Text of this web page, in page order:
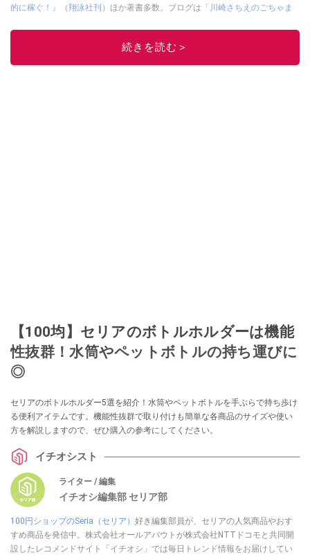
的に稼ぐ！』（翔泳社刊） ほか著書多数。ブログは 「川崎さちえのごちゃま
■経歴：2003年、夫が子育てをするために、突然会社を辞める。翌月からの
給料が０円になり、家にいながら、しかも空いた時間でできるオークション
に目をつける。しかし、取引の仕方がわからずに、まずは落札者として参
続きを読む＞
【100均】セリアのボトルホルダーは機能
性抜群！水筒やペットボトルの持ち運びに
◎
セリアのボトルホルダー5選を紹介！水筒やペットボトルを手ぶらで持ち歩け
る便利アイテムです。機能性抜群で取り付けも簡単な各商品のサイズや使い
方を解説しますので、ぜひ購入の参考にしてください。
イチオシスト
ライター / 編集
イチオシ編集部 セリア部
100円ショップのSeria（セリア） 好き編集部員が、セリアの人気商品やおす
すめ商品を発信中。株式会社オールアバウトが株式会社NTTドコモと共同開
設したレコメンドサイト「イチオシ」では毎日トレンド情報をお届けしてい